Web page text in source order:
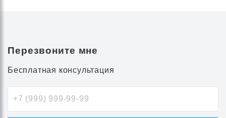
Перезвоните мне
Бесплатная консультация